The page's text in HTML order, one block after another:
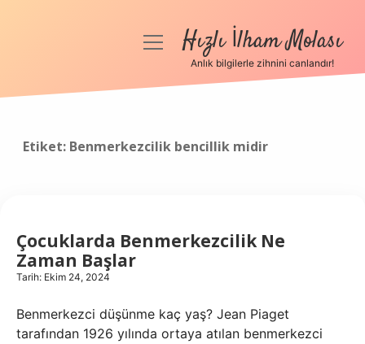
Anasayfa
menüyüHızlı İlham Molası
Anlık bilgilerle zihnini canlandır!
Etiket: Benmerkezcilik bencillik midir
Çocuklarda Benmerkezcilik Ne
Zaman Başlar
Tarih: Ekim 24, 2024
Benmerkezci düşünme kaç yaş? Jean Piaget
tarafından 1926 yılında ortaya atılan benmerkezci